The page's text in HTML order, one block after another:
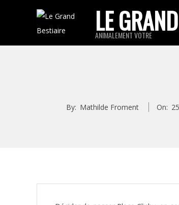
LE
ANIMALEMENT VOTRE
By: Mathilde Froment On: